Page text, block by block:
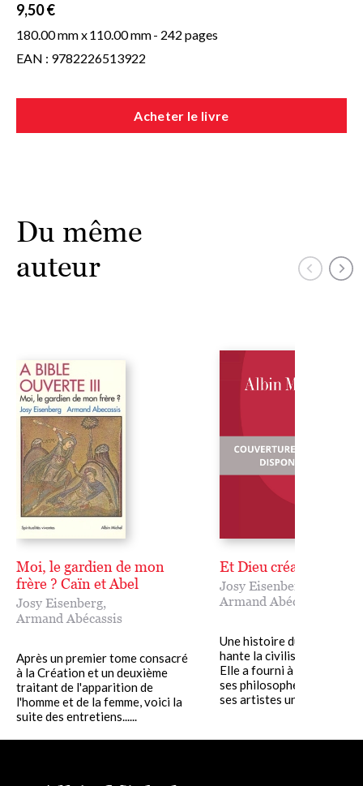
9,50 €
180.00 mm x110.00 mm- 242 pages
EAN : 9782226513922
Acheter le livre
Du même
auteur
Moi, le gardien de mon
frère ? Caïn et Abel
Josy Eisenberg,
Armand Abécassis
Après un premier tome consacré
à la Création et un deuxième
traitant de l'apparition de
l'homme et de la femme, voici la
suite des entretiens......
Et Dieu créa Ève
Josy Eisenberg
Armand Abécassis
Une histoire du Paradis
hante la civilisation
Elle a fourni à ses
ses philosophes, ses
ses artistes une série......